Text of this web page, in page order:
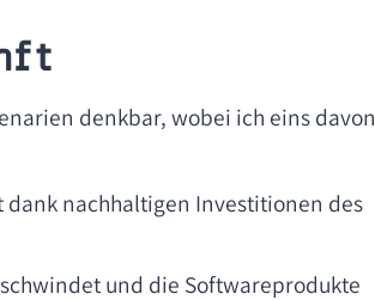
denkbar, wobei ich eins davon
nachhaltigen Investitionen des
und die Softwareprodukte